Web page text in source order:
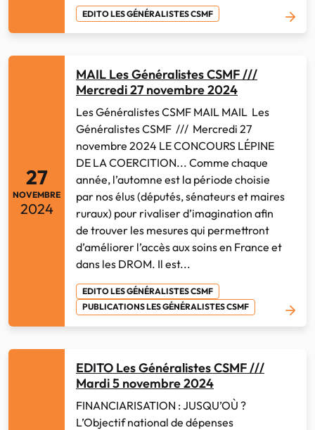
EDITO LES GÉNÉRALISTES CSMF
27
NOVEMBRE
2024
MAIL Les Généralistes CSMF ///
Mercredi 27 novembre 2024
Les Généralistes CSMF MAIL MAIL Les
Généralistes CSMF /// Mercredi 27
novembre 2024 LE CONCOURS LÉPINE
DE LA COERCITION... Comme chaque
année, l’automne est la période choisie
par nos élus (députés, sénateurs et maires
ruraux) pour rivaliser d’imagination afin
de trouver les mesures qui permettront
d’améliorer l’accès aux soins en France et
dans les DROM. Il est...
EDITO LES GÉNÉRALISTES CSMF
PUBLICATIONS LES GÉNÉRALISTES CSMF
EDITO Les Généralistes CSMF ///
Mardi 5 novembre 2024
FINANCIARISATION : JUSQU’OÙ ?
L’Objectif national de dépenses